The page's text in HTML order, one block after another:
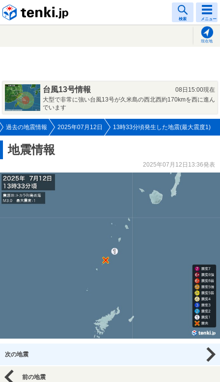
検索 メニュー
現在地
台風13号情報
08日15:00現在
大型で非常に強い台風13号が久米島の西北西約170kmを西に進ん
でいます
過去の地震情報 2025年07月12日 13時33分頃発生した地震(最大震度1)
地震情報
2025年07月12日13:36発表
次の地震
前の地震